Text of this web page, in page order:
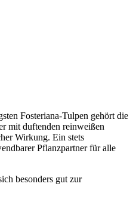
Fosteriana-Tulpen gehört die
mit duftenden reinweißen
Wirkung. Ein stets
Pflanzpartner für alle
besonders gut zur